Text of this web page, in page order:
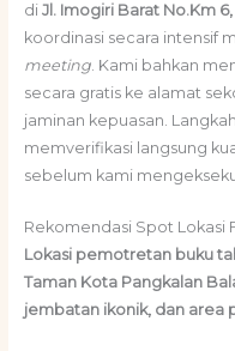
di Jl. Imogiri Barat No.Km 6,
koordinasi secara intensif
meeting. Kami bahkan
secara gratis ke alamat
jaminan kepuasan.
memverifikasi langsung
sebelum kami
Rekomendasi Spot Lokasi
Lokasi pemotretan buku
Taman Kota Pangkalan
jembatan ikonik, dan area